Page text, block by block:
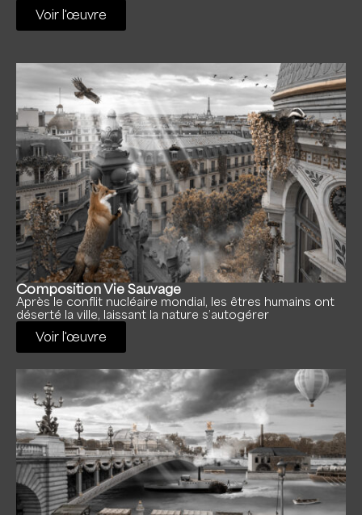
Voir l'œuvre
Composition Vie Sauvage
Après le conflit nucléaire mondial, les êtres humains ont
déserté la ville, laissant la nature s’autogérer
Voir l'œuvre